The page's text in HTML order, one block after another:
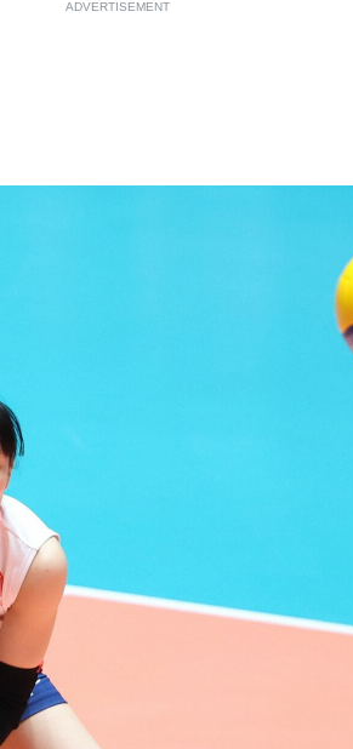
ADVERTISEMENT